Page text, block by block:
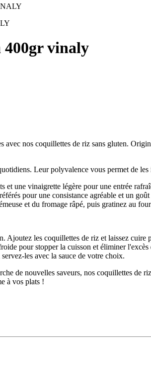
400gr vinaly
nos coquillettes de riz sans gluten.
Leur polyvalence vous permet de les
et une vinaigrette légère pour une entrée
pour une consistance agréable et un
et du fromage râpé, puis gratinez au
Ajoutez les coquillettes de riz et laissez
pour stopper la cuisson et éliminer l'excès
les avec la sauce de votre choix.
de nouvelles saveurs, nos coquillettes
à vos plats !